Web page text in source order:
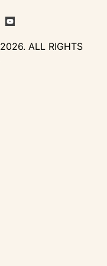
2026. ALL RIGHTS